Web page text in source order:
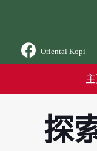
Oriental Kopi
探